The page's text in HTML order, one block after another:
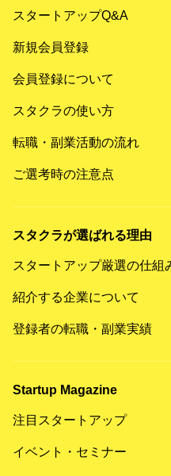
スタートアップQ&A
新規会員登録
会員登録について
スタクラの使い方
転職・副業活動の流れ
ご選考時の注意点
スタクラが選ばれる理由
スタートアップ厳選の仕組
紹介する企業について
登録者の転職・副業実績
Startup Magazine
注目スタートアップ
イベント・セミナー